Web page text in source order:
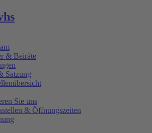
& Beiräte
Satzung
Sie uns
& Öffnungszeiten